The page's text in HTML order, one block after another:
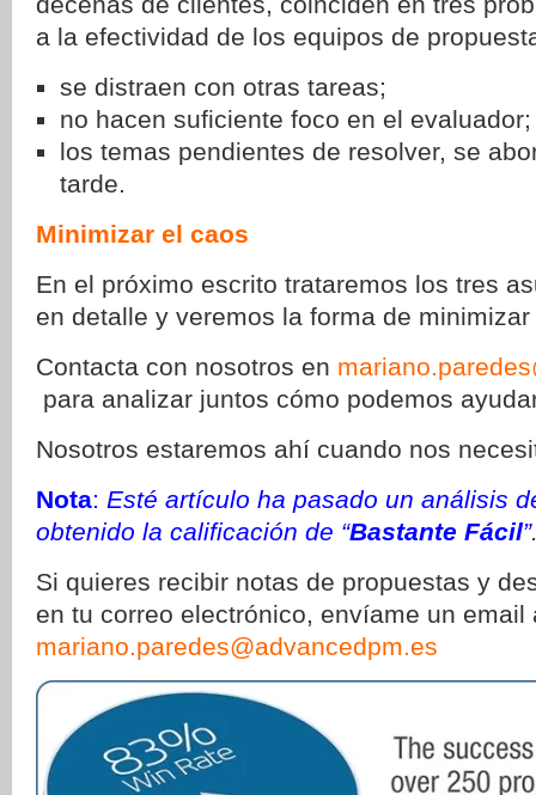
a la efectividad de los equipos de
se distraen con otras tareas;
no hacen suficiente foco en el evaluador;
los temas pendientes de resolver, se
tarde.
Minimizar el caos
En el próximo escrito trataremos los tres
en detalle y veremos la forma de
Contacta con nosotros en
para analizar juntos cómo podemos
Nosotros estaremos ahí cuando nos
Nota: Esté artículo ha pasado un análisis
obtenido la calificación de “Bastante Fácil”
Si quieres recibir notas de propuestas y
en tu correo electrónico, envíame un email
mariano.paredes@advancedpm.es